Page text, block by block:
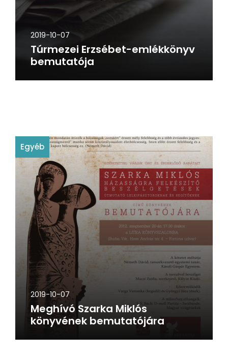
2019-10-07
Túrmezei Erzsébet-emlékkönyv
bemutatója
Egyéb
2019-10-07
Meghívó Szarka Miklós
könyvének bemutatójára